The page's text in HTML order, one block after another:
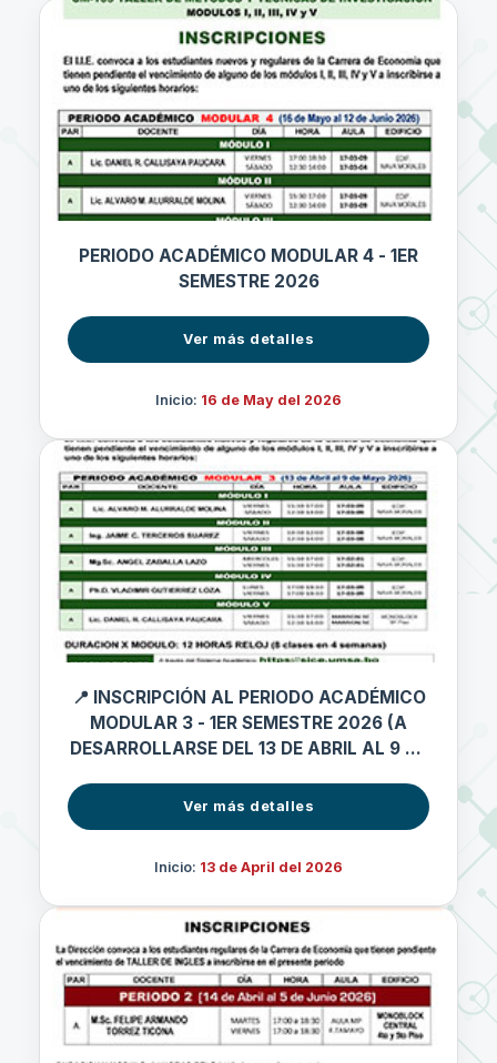
PERIODO ACADÉMICO MODULAR 4 - 1ER
SEMESTRE 2026
Ver más detalles
Inicio: 16 de May del 2026
📍 INSCRIPCIÓN AL PERIODO ACADÉMICO
MODULAR 3 - 1ER SEMESTRE 2026 (A
DESARROLLARSE DEL 13 DE ABRIL AL 9 DE
Ver más detalles
Inicio: 13 de April del 2026